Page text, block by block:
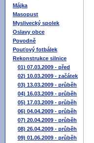
Májka
Masopust
Myslivecký spolek
Oslavy obce
Povodně
Pouťový fotbálek
Rekonstrukce silnice
01) 07.03.2009 - před
02) 10.03.2009 - začátek
03) 13.03.2009 - průběh
04) 16.03.2009 - průběh
05) 17.03.2009 - průběh
06) 04.04.2009 - průběh
07) 20.04.2009 - průběh
08) 26.04.2009 - průběh
09) 01.06.2009 - průběh